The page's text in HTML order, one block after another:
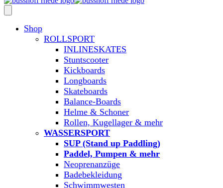
Shop
ROLLSPORT
INLINESKATES
Stuntscooter
Kickboards
Longboards
Skateboards
Balance-Boards
Helme & Schoner
Rollen, Kugellager & mehr
WASSERSPORT
SUP (Stand up Paddling)
Paddel, Pumpen & mehr
Neoprenanzüge
Badebekleidung
Schwimmwesten